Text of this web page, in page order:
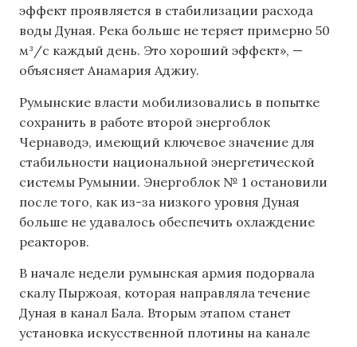
эффект проявляется в стабилизации расхода
воды Дуная. Река больше не теряет примерно 50
м³/с каждый день. Это хороший эффект», —
объясняет Анамария Аджиу.
Румынские власти мобилизовались в попытке
сохранить в работе второй энергоблок
Чернаводэ, имеющий ключевое значение для
стабильности национальной энергетической
системы Румынии. Энергоблок № 1 остановили
после того, как из-за низкого уровня Дуная
больше не удавалось обеспечить охлаждение
реакторов.
В начале недели румынская армия подорвала
скалу Пыржоая, которая направляла течение
Дуная в канал Бала. Вторым этапом станет
установка искусственной плотины на канале